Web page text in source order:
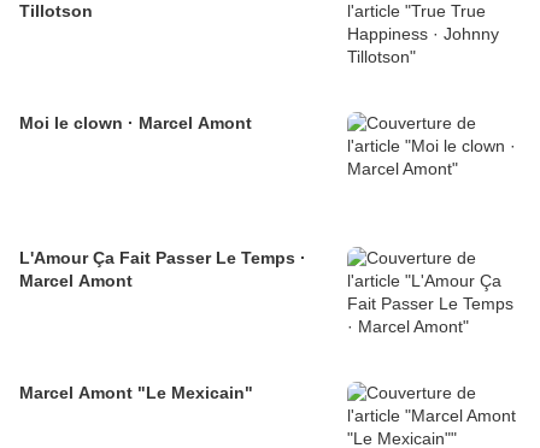
Tillotson
Moi le clown · Marcel Amont
L'Amour Ça Fait Passer Le Temps ·
Marcel Amont
Marcel Amont "Le Mexicain"